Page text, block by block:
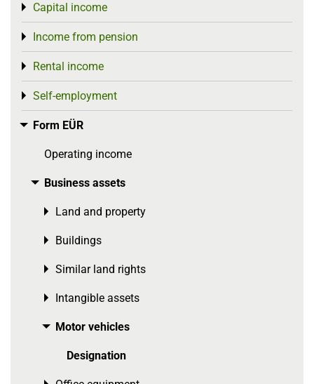
Capital income
Toggle menu
Income from pension
Toggle menu
Rental income
Toggle menu
Self-employment
Toggle menu
Form EÜR
Toggle menu
Operating income
Business assets
Toggle menu
Land and property
Toggle menu
Buildings
Toggle menu
Similar land rights
Toggle menu
Intangible assets
Toggle menu
Motor vehicles
Toggle menu
Designation